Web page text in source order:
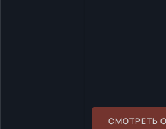
СМОТРЕТЬ